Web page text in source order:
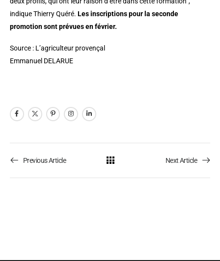
indique Thierry Quéré. Les inscriptions pour la seconde
promotion sont prévues en février.
Source : L’agriculteur provençal
Emmanuel DELARUE
Previous Article Next Article